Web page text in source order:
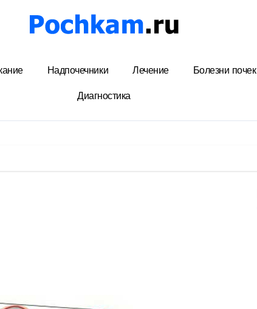
Надпочечники Лечение Болезни почек
Диагностика